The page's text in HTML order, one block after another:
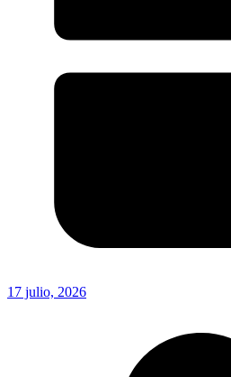
17 julio, 2026